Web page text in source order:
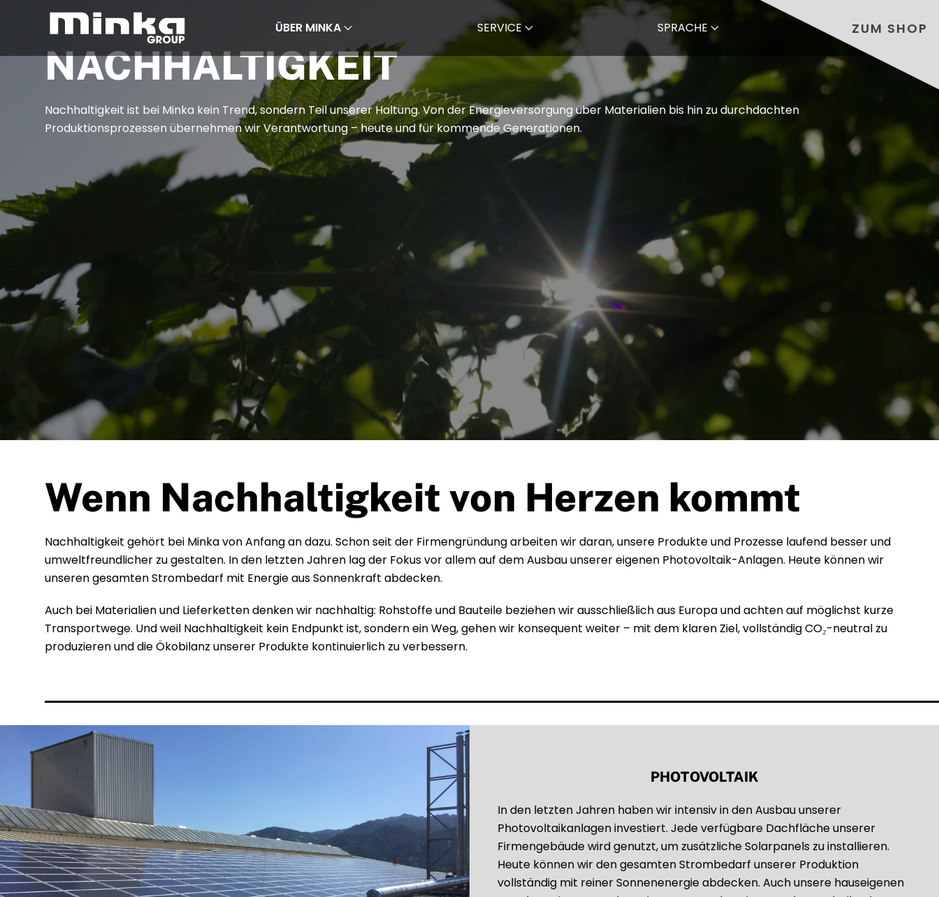
Zum Inhalt springen ÜBER MINKA SERVICE SPRACHE ZUM SHOP
NACHHALTIGKEIT
Nachhaltigkeit ist bei Minka kein Trend, sondern Teil unserer Haltung. Von der Energieversorgung über Materialien bis hin zu durchdachten
Produktionsprozessen übernehmen wir Verantwortung – heute und für kommende Generationen.
Wenn Nachhaltigkeit von Herzen kommt
Nachhaltigkeit gehört bei Minka von Anfang an dazu. Schon seit der Firmengründung arbeiten wir daran, unsere Produkte und Prozesse laufend besser und
umweltfreundlicher zu gestalten. In den letzten Jahren lag der Fokus vor allem auf dem Ausbau unserer eigenen Photovoltaik-Anlagen. Heute können wir
unseren gesamten Strombedarf mit Energie aus Sonnenkraft abdecken.
Auch bei Materialien und Lieferketten denken wir nachhaltig: Rohstoffe und Bauteile beziehen wir ausschließlich aus Europa und achten auf möglichst kurze
Transportwege. Und weil Nachhaltigkeit kein Endpunkt ist, sondern ein Weg, gehen wir konsequent weiter – mit dem klaren Ziel, vollständig CO₂-neutral zu
produzieren und die Ökobilanz unserer Produkte kontinuierlich zu verbessern.
PHOTOVOLTAIK
In den letzten Jahren haben wir intensiv in den Ausbau unserer
Photovoltaikanlagen investiert. Jede verfügbare Dachfläche unserer
Firmengebäude wird genutzt, um zusätzliche Solarpanels zu installieren.
Heute können wir den gesamten Strombedarf unserer Produktion
vollständig mit reiner Sonnenenergie abdecken. Auch unsere hauseigenen